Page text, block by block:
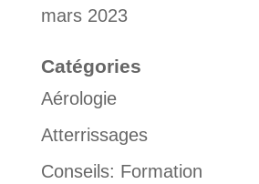
mars 2023
Catégories
Aérologie
Atterrissages
Conseils: Formation